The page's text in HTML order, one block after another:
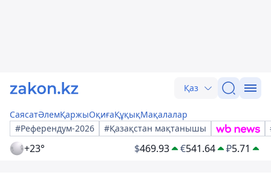
Қаз
СаясатӘлемҚаржыОқиғаҚұқықМақалалар
#Референдум-2026
#Қазақстан мақтанышы
+23° $469.93 €541.64 ₽5.71